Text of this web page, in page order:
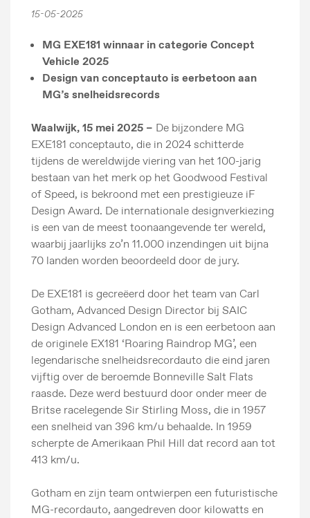
15-05-2025
MG EXE181 winnaar in categorie Concept
Vehicle 2025
Design van conceptauto is eerbetoon aan
MG’s snelheidsrecords
Waalwijk, 15 mei 2025 – De bijzondere MG
EXE181 conceptauto, die in 2024 schitterde
tijdens de wereldwijde viering van het 100-jarig
bestaan van het merk op het Goodwood Festival
of Speed, is bekroond met een prestigieuze iF
Design Award. De internationale designverkiezing
is een van de meest toonaangevende ter wereld,
waarbij jaarlijks zo’n 11.000 inzendingen uit bijna
70 landen worden beoordeeld door de jury.
De EXE181 is gecreëerd door het team van Carl
Gotham, Advanced Design Director bij SAIC
Design Advanced London en is een eerbetoon aan
de originele EX181 ‘Roaring Raindrop MG’, een
legendarische snelheidsrecordauto die eind jaren
vijftig over de beroemde Bonneville Salt Flats
raasde. Deze werd bestuurd door onder meer de
Britse racelegende Sir Stirling Moss, die in 1957
een snelheid van 396 km/u behaalde. In 1959
scherpte de Amerikaan Phil Hill dat record aan tot
413 km/u.
Gotham en zijn team ontwierpen een futuristische
MG-recordauto, aangedreven door kilowatts en